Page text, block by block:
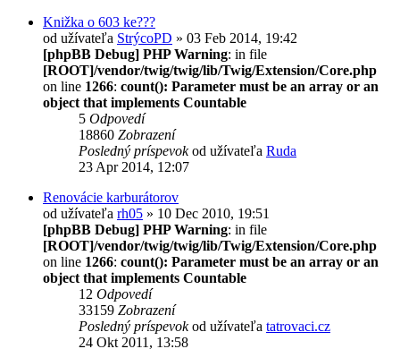
Knižka o 603 ke???
od užívateľa StrýcoPD » 03 Feb 2014, 19:42
[phpBB Debug] PHP Warning: in file
[ROOT]/vendor/twig/twig/lib/Twig/Extension/Core.php
on line 1266: count(): Parameter must be an array or an
object that implements Countable
5 Odpovedí
18860 Zobrazení
Posledný príspevokod užívateľa Ruda
23 Apr 2014, 12:07
Renovácie karburátorov
od užívateľa rh05 » 10 Dec 2010, 19:51
[phpBB Debug] PHP Warning: in file
[ROOT]/vendor/twig/twig/lib/Twig/Extension/Core.php
on line 1266: count(): Parameter must be an array or an
object that implements Countable
12 Odpovedí
33159 Zobrazení
Posledný príspevokod užívateľa tatrovaci.cz
24 Okt 2011, 13:58